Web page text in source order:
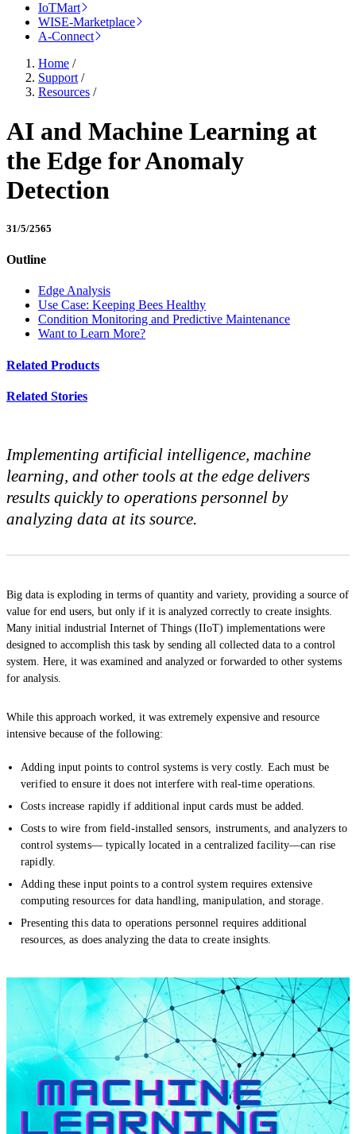
IoTMart
WISE-Marketplace
A-Connect
Home /
Support /
Resources /
AI and Machine Learning at
the Edge for Anomaly
Detection
31/5/2565
Outline
Edge Analysis
Use Case: Keeping Bees Healthy
Condition Monitoring and Predictive Maintenance
Want to Learn More?
Related Products
Related Stories
Implementing artificial intelligence, machine
learning, and other tools at the edge delivers
results quickly to operations personnel by
analyzing data at its source.
Big data is exploding in terms of quantity and variety, providing a source of
value for end users, but only if it is analyzed correctly to create insights.
Many initial industrial Internet of Things (IIoT) implementations were
designed to accomplish this task by sending all collected data to a control
system. Here, it was examined and analyzed or forwarded to other systems
for analysis.
While this approach worked, it was extremely expensive and resource
intensive because of the following:
Adding input points to control systems is very costly. Each must be
verified to ensure it does not interfere with real-time operations.
Costs increase rapidly if additional input cards must be added.
Costs to wire from field-installed sensors, instruments, and analyzers to
control systems— typically located in a centralized facility—can rise
rapidly.
Adding these input points to a control system requires extensive
computing resources for data handling, manipulation, and storage.
Presenting this data to operations personnel requires additional
resources, as does analyzing the data to create insights.